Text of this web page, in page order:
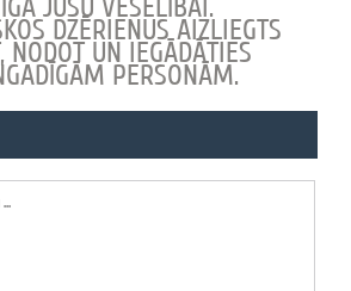
JŪSU VESELĪBAI.
DZĒRIENUS AIZLIEGTS
NODOT UN IEGĀDĀTIES
PERSONĀM.